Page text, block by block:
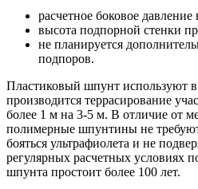
расчетное боковое давление
высота подпорной стенки
не планируется
подпоров.
Пластиковый шпунт используют в
производится террасирование
более 1 м на 3-5 м. В отличие от
полимерные шпунтины не
бояться ультрафиолета и не
регулярных расчетных условиях
шпунта простоит более 100 лет.